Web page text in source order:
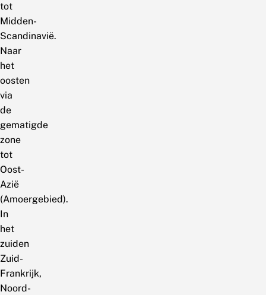
tot
Midden-
Scandinavië.
Naar
het
oosten
via
de
gematigde
zone
tot
Oost-
Azië
(Amoergebied).
In
het
zuiden
Zuid-
Frankrijk,
Noord-